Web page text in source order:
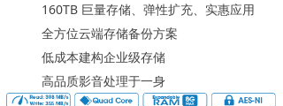
160TB 巨量存储、弹性扩充、实惠应用
全方位云端存储备份方案
低成本建构企业级存储
高品质影音处理于一身